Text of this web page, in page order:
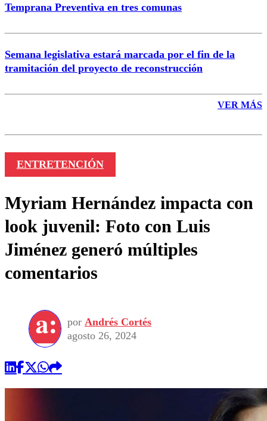
Temprana Preventiva en tres comunas
Semana legislativa estará marcada por el fin de la
tramitación del proyecto de reconstrucción
VER MÁS
ENTRETENCIÓN
Myriam Hernández impacta con
look juvenil: Foto con Luis
Jiménez generó múltiples
comentarios
por Andrés Cortés
agosto 26, 2024